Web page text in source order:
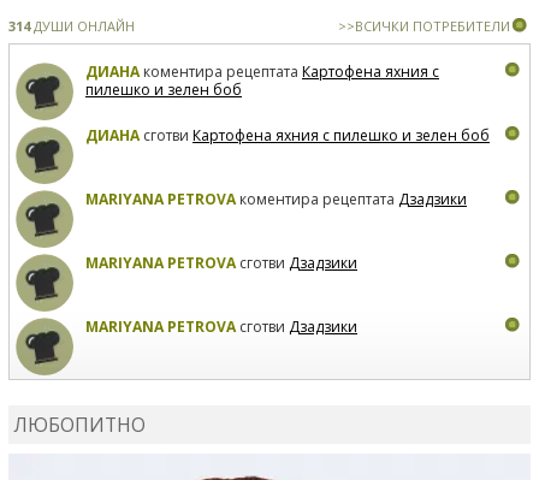
314ДУШИ ОНЛАЙН >>ВСИЧКИ ПОТРЕБИТЕЛИ
ДИАНАкоментира рецептата Картофена яхния с
пилешко и зелен боб
ДИАНАсготви Картофена яхния с пилешко и зелен боб
MARIYANA PETROVAкоментира рецептата Дзадзики
MARIYANA PETROVAсготви Дзадзики
MARIYANA PETROVAсготви Дзадзики
ЛЮБОПИТНО